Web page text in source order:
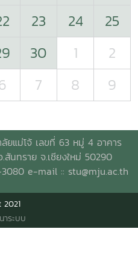
23 24
25
30 1
2
7 8 9
ยแม่โจ้ เลขที่ 63 หมู่ 4 อาคาร
นทราย จ.เชียงใหม่ 50290
3080 e-mail :: stu@mju.ac.th
ระบบ